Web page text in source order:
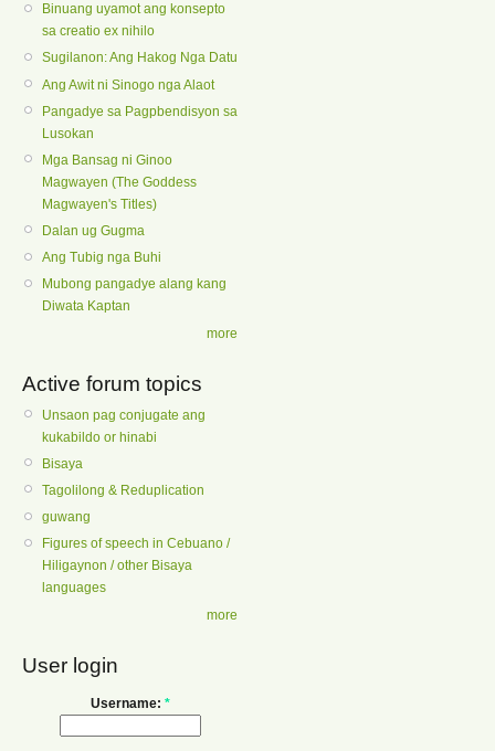
Binuang uyamot ang konsepto
sa creatio ex nihilo
Sugilanon: Ang Hakog Nga Datu
Ang Awit ni Sinogo nga Alaot
Pangadye sa Pagpbendisyon sa
Lusokan
Mga Bansag ni Ginoo
Magwayen (The Goddess
Magwayen's Titles)
Dalan ug Gugma
Ang Tubig nga Buhi
Mubong pangadye alang kang
Diwata Kaptan
more
Active forum topics
Unsaon pag conjugate ang
kukabildo or hinabi
Bisaya
Tagolilong & Reduplication
guwang
Figures of speech in Cebuano /
Hiligaynon / other Bisaya
languages
more
User login
Username: *